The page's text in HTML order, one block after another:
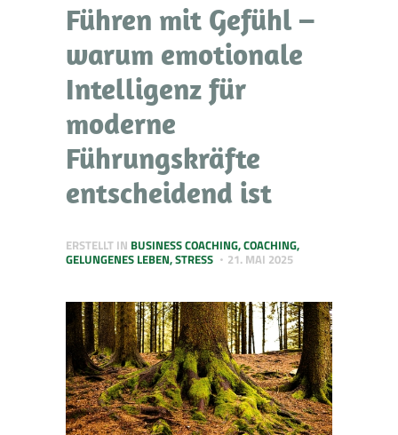
Führen mit Gefühl –
warum emotionale
Intelligenz für
moderne
Führungskräfte
entscheidend ist
ERSTELLT IN BUSINESS COACHING,COACHING,
GELUNGENES LEBEN,STRESS 21. MAI 2025